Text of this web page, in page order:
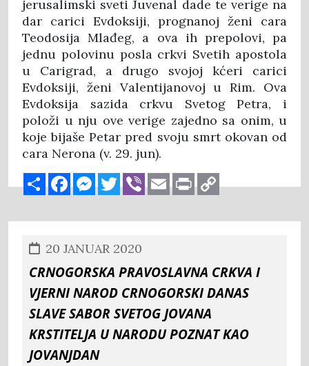
jerusalimski sveti Juvenal dade te verige na
dar carici Evdoksiji, prognanoj ženi cara
Teodosija Mlađeg, a ova ih prepolovi, pa
jednu polovinu posla crkvi Svetih apostola
u Carigrad, a drugo svojoj kćeri carici
Evdoksiji, ženi Valentijanovoj u Rim. Ova
Evdoksija sazida crkvu Svetog Petra, i
položi u nju ove verige zajedno sa onim, u
koje bijaše Petar pred svoju smrt okovan od
cara Nerona (v. 29. jun).
ShareFacebook
Messenger
Twitter
ViberEmailPrint
Link
20 JANUAR 2020
CRNOGORSKA PRAVOSLAVNA CRKVA I
VJERNI NAROD CRNOGORSKI DANAS
SLAVE SABOR SVETOG JOVANA
KRSTITELJA U NARODU POZNAT KAO
JOVANJDAN